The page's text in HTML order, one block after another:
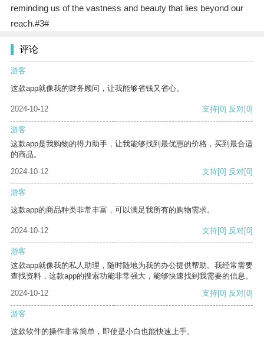
reminding us of the vastness and beauty that lies beyond our
reach.#3#
评论
游客
这款app就像我的财务顾问，让我能够省钱又省心。
2024-10-12 支持[0] 反对[0]
游客
这款app是我购物的得力助手，让我能够找到最优惠的价格，买到最合适
的商品。
2024-10-12
支持[0] 反对[0]
游客
这款app的商品种类非常丰富，可以满足我所有的购物需求。
2024-10-12 支持[0] 反对[0]
游客
这款app就像我的私人助理，随时随地为我的办公提供帮助。我经常需要
查找资料，这款app的搜索功能非常强大，能够快速找到我需要的信息。
2024-10-12
支持[0] 反对[0]
游客
这款软件的操作非常简单，即使是小白也能快速上手。